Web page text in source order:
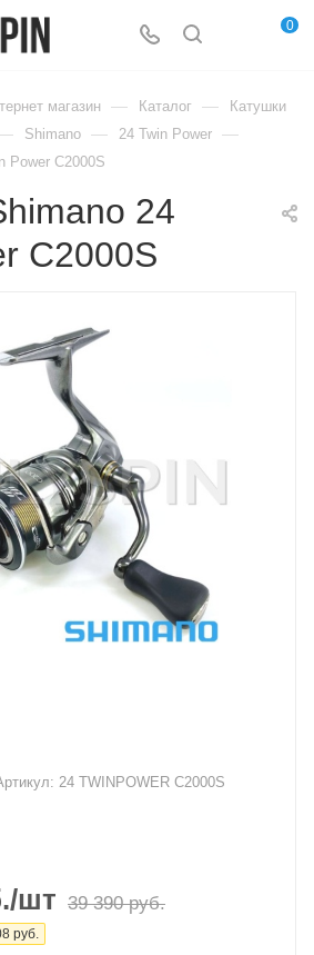
0
магазин — Каталог — Катушки
Shimano — 24 Twin Power —
Power C2000S
24
C2000S
24 TWINPOWER C2000S
/шт 39 390руб.
руб.